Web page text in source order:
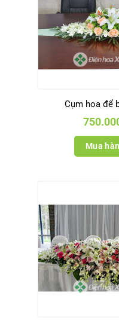
Cụm hoa để
Mua